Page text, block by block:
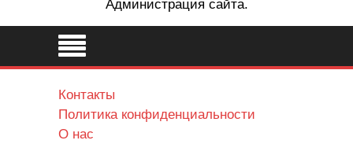
Администрация сайта.
Контакты
Политика конфиденциальности
О нас